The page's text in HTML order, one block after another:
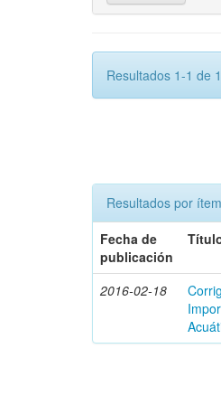
Resultados 1-1 de
Resultados por
Fecha de
publicación
2016-02-18